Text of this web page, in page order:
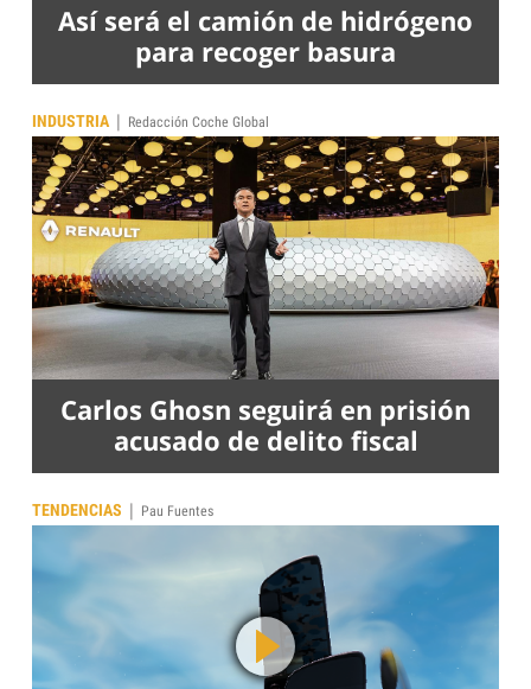
Así será el camión de hidrógeno
para recoger basura
INDUSTRIA | Redacción Coche Global
Carlos Ghosn seguirá en prisión
acusado de delito fiscal
TENDENCIAS | Pau Fuentes